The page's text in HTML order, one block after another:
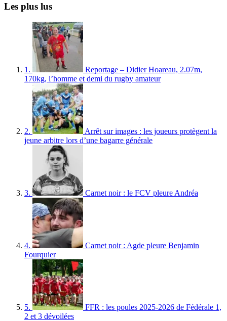
Les plus lus
1.
Reportage – Didier Hoareau, 2.07m,
170kg, l’homme et demi du rugby amateur
2.
Arrêt sur images : les joueurs protègent la
jeune arbitre lors d’une bagarre générale
3. Carnet noir : le FCV pleure Andréa
4.
Carnet noir : Agde pleure Benjamin
Fourquier
5.
FFR : les poules 2025-2026 de Fédérale 1,
2 et 3 dévoilées